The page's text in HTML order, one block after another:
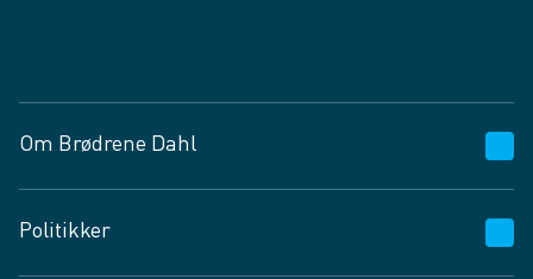
Om Brødrene Dahl
Vagttelefon 30 10 89 89
Politikker